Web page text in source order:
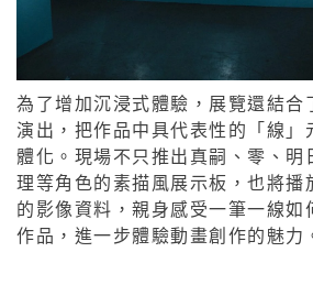
為了增加沉浸式體驗，展覽還結合
演出，把作品中具代表性的「線」
體化。現場不只推出真嗣、零、明
理等角色的素描風展示板，也將播
的影像資料，親身感受一筆一線如
作品，進一步體驗動畫創作的魅力